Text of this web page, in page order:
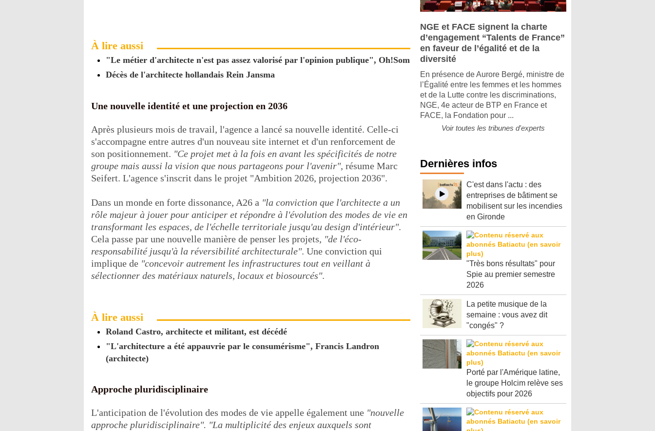
À lire aussi
"Le métier d'architecte n'est pas assez valorisé par l'opinion publique", Oh!Som
Décès de l'architecte hollandais Rein Jansma
Une nouvelle identité et une projection en 2036
Après plusieurs mois de travail, l'agence a lancé sa nouvelle identité. Celle-ci
s'accompagne entre autres d'un nouveau site internet et d'un renforcement de
son positionnement. "Ce projet met à la fois en avant les spécificités de notre
groupe mais aussi la vision que nous partageons pour l'avenir", résume Marc
Seifert. L'agence s'inscrit dans le projet "Ambition 2026, projection 2036".
Dans un monde en forte dissonance, A26 a "la conviction que l'architecte a un
rôle majeur à jouer pour anticiper et répondre à l'évolution des modes de vie en
transformant les espaces, de l'échelle territoriale jusqu'au design d'intérieur".
Cela passe par une nouvelle manière de penser les projets, "de l'éco-
responsabilité jusqu'à la réversibilité architecturale". Une conviction qui
implique de "concevoir autrement les infrastructures tout en veillant à
sélectionner des matériaux naturels, locaux et biosourcés".
À lire aussi
Roland Castro, architecte et militant, est décédé
"L'architecture a été appauvrie par le consumérisme", Francis Landron
(architecte)
Approche pluridisciplinaire
L'anticipation de l'évolution des modes de vie appelle également une "nouvelle
approche pluridisciplinaire". "La multiplicité des enjeux auxquels sont
NGE et FACE signent la charte
d’engagement “Talents de France”
en faveur de l’égalité et de la
diversité
En présence de Aurore Bergé, ministre de
l’Égalité entre les femmes et les hommes
et de la Lutte contre les discriminations,
NGE, 4e acteur de BTP en France et
FACE, la Fondation pour ...
Voir toutes les tribunes d'experts
Dernières infos
C'est dans l'actu : des
entreprises de bâtiment se
mobilisent sur les incendies
en Gironde
"Très bons résultats" pour
Spie au premier semestre
2026
La petite musique de la
semaine : vous avez dit
"congés" ?
Porté par l'Amérique latine,
le groupe Holcim relève ses
objectifs pour 2026